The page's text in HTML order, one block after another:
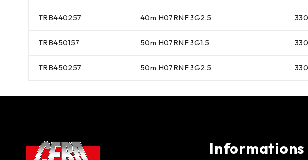
TRB440257 40m H07RNF 3G2.5 330
TRB450157 50m H07RNF 3G1.5 330
TRB450257 50m H07RNF 3G2.5 330
Informations